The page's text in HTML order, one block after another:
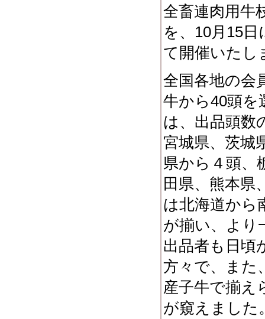
全畜連肉用牛
を、 10月 15日
て開催いたし
全国各地の会
牛から40頭を
は、出品頭数
宮城県、茨城
県から４頭、
田県、熊本県
は北海道から
が揃い、より
出品者も日頃
方々で、また
産子牛で揃え
が窺えました